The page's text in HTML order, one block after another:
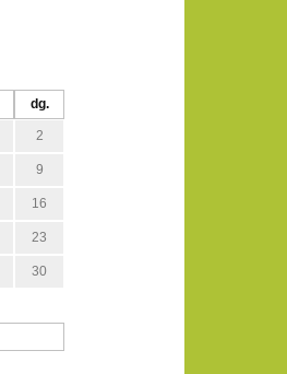
dg.
2
9
16
23
30